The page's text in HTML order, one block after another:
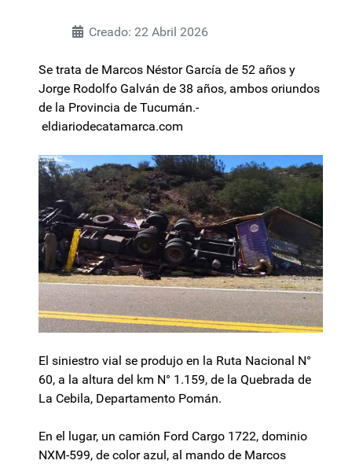
Creado: 22 Abril 2026
Se trata de Marcos Néstor García de 52 años y
Jorge Rodolfo Galván de 38 años, ambos oriundos
de la Provincia de Tucumán.-
eldiariodecatamarca.com
El siniestro vial se produjo en la Ruta Nacional N°
60, a la altura del km N° 1.159, de la Quebrada de
La Cebila, Departamento Pomán.
En el lugar, un camión Ford Cargo 1722, dominio
NXM-599, de color azul, al mando de Marcos